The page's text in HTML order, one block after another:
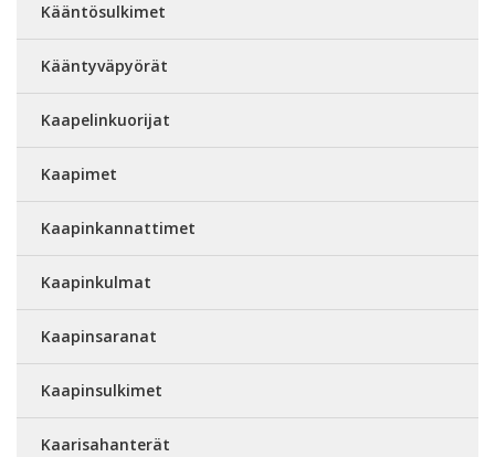
Kääntösulkimet
Kääntyväpyörät
Kaapelinkuorijat
Kaapimet
Kaapinkannattimet
Kaapinkulmat
Kaapinsaranat
Kaapinsulkimet
Kaarisahanterät